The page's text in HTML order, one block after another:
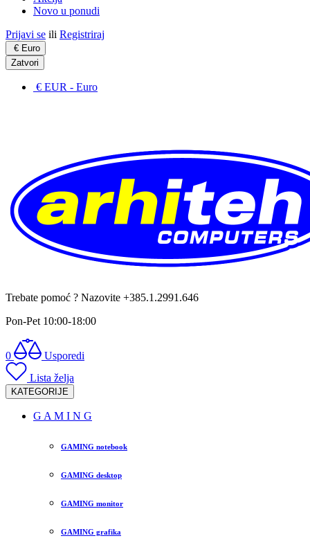
Novo u ponudi
Prijavi se ili Registriraj
€ Euro
Zatvori
€ EUR - Euro
Trebate pomoć ? Nazovite +385.1.2991.646
Pon-Pet 10:00-18:00
0
Usporedi
Lista želja
KATEGORIJE
G A M I N G
GAMING notebook
GAMING desktop
GAMING monitor
GAMING grafika